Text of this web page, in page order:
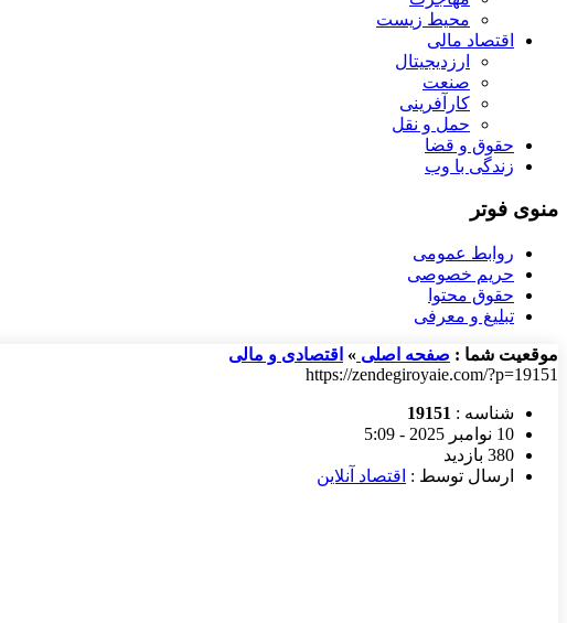
محیط زیست
اقتصاد مالی
ارزدیجیتال
صنعت
کارآفرینی
حمل و نقل
حقوق و قضا
زندگی با وب
منوی فوتر
روابط عمومی
حریم خصوصی
حقوق محتوا
تبلیغ و معرفی
موقعیت شما : صفحه اصلی » اقتصادی و مالی
https://zendegiroyaie.com/?p=19151
شناسه : 19151
10 نوامبر 2025 - 5:09
380 بازدید
ارسال توسط : اقتصاد آنلاین